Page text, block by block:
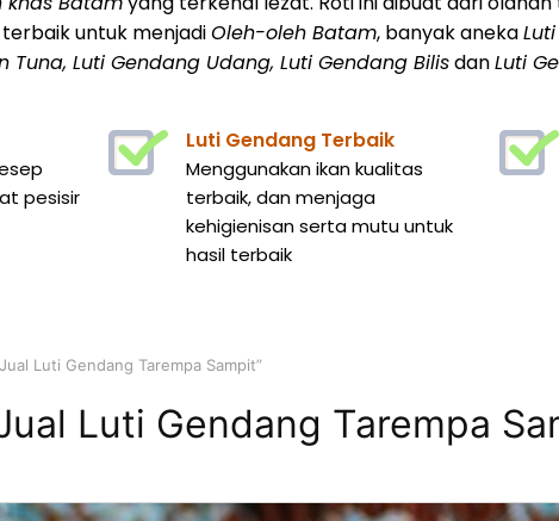
untuk menjadiOleh-oleh Batam, banyak aneka
Tuna, Luti Gendang Udang, Luti Gendang BilisdanLuti
pesisir
Luti Gendang Terbaik
Menggunakan ikan kualitas
terbaik, dan menjaga
kehigienisan serta mutu untuk
hasil terbaik
Luti Gendang Tarempa Sampit”
Luti Gendang Tarempa